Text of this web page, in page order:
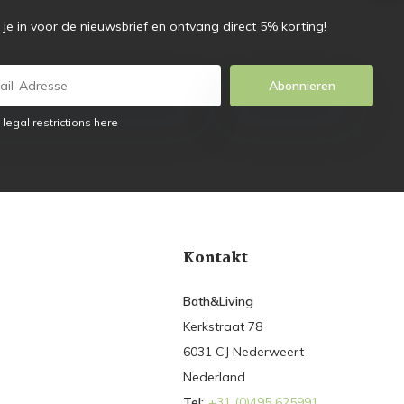
je in voor de nieuwsbrief en ontvang direct 5% korting!
Abonnieren
legal restrictions here
Kontakt
Bath&Living
Kerkstraat 78
6031 CJ Nederweert
Nederland